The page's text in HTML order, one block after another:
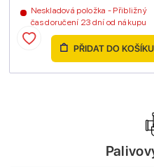
Neskladová položka - Přibližný
čas doručení 23 dní od nákupu
PŘIDAT DO KOŠÍKU